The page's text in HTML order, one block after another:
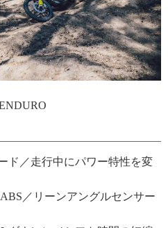
ド／走行中にパワー特性を変
／リーンアングルセンサー